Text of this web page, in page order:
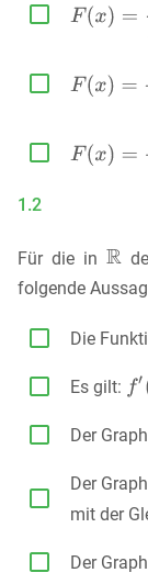



1.2
Für die in
folgende
 Die
 Es gilt:
 Der

Der
mit der
 Der